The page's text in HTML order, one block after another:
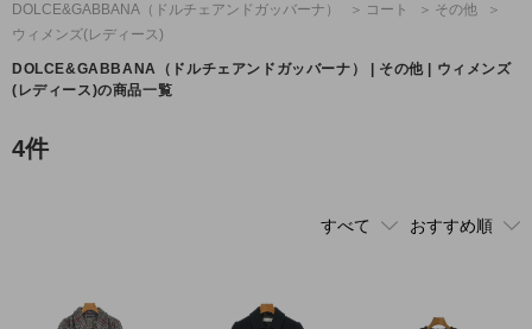
DOLCE&GABBANA （ドルチェアンドガッバーナ） コート
その他
ウィメンズ(レディース)
DOLCE&GABBANA （ドルチェアンドガッバーナ）
| その他 | ウィメンズ
(レディース)の商品一覧
4件